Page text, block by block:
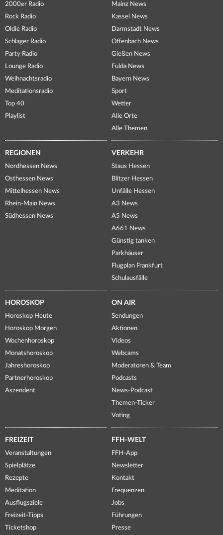
2000er Radio
Rock Radio
Oldie Radio
Schlager Radio
Party Radio
Lounge Radio
Weihnachtsradio
Meditationsradio
Top 40
Playlist
Mainz News
Kassel News
Darmstadt News
Offenbach News
Gießen News
Fulda News
Bayern News
Sport
Wetter
Alle Orte
Alle Themen
REGIONEN
Nordhessen News
Osthessen News
Mittelhessen News
Rhein-Main News
Südhessen News
VERKEHR
Staus Hessen
Blitzer Hessen
Unfälle Hessen
A3 News
A5 News
A661 News
Günstig tanken
Parkhäuser
Flugplan Frankfurt
Schulausfälle
HOROSKOP
Horoskop Heute
Horoskop Morgen
Wochenhoroskop
Monatshoroskop
Jahreshoroskop
Partnerhoroskop
Aszendent
ON AIR
Sendungen
Aktionen
Videos
Webcams
Moderatoren & Team
Podcasts
News-Podcast
Themen-Ticker
Voting
FREIZEIT
Veranstaltungen
Spielplätze
Rezepte
Meditation
Ausflugsziele
Freizeit-Tipps
Ticketshop
FFH-WELT
FFH-App
Newsletter
Kontakt
Frequenzen
Jobs
Führungen
Presse